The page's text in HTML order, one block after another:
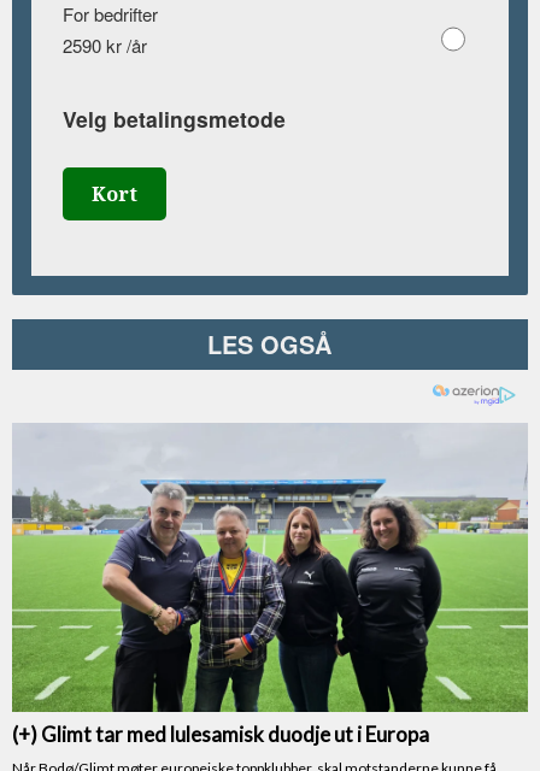
For bedrifter
2590 kr /år
Velg betalingsmetode
Kort
LES OGSÅ